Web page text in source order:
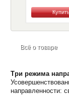
Всё о товаре
Три режима
направленности: